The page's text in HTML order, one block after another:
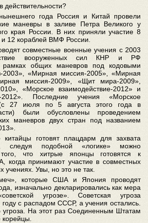
действительности?
года Россия и Китай провели
маневры в заливе Петра Великого у
края России. В них приняли участие 8
12 кораблей ВМФ России.
совместные военные учения с 2003
вооруженных сил КНР и РФ
рамках общих маневров под кодовыми
2003», «Мирная миссия-2005», «Мирная
миссия-2009», «Щит мира-2009»,
«Морское взаимодействие-2012» и
Последние учения «Морское
(с 27 июля по 5 августа этого года в
были обусловлены проведением
маневров двух стран под названием
готовят плацдарм для захвата
следуя подобной «логике» можно
что хитрые японцы готовятся к
принимают участие в совместных
учениях. Увы, но это не так.
которые США и Япония проводят
изначально декларировались как мера
угрозе». Советская угроза
году с распадом СССР, а учения остались.
угроза. На этот раз Соединенным Штатам